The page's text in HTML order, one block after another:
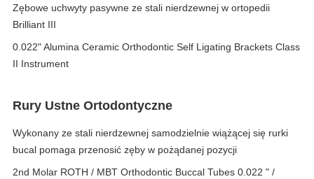
Zębowe uchwyty pasywne ze stali nierdzewnej w ortopedii
Brilliant III
0.022" Alumina Ceramic Orthodontic Self Ligating Brackets Class
II Instrument
Rury Ustne Ortodontyczne
Wykonany ze stali nierdzewnej samodzielnie wiążącej się rurki
bucal pomaga przenosić zęby w pożądanej pozycji
2nd Molar ROTH / MBT Orthodontic Buccal Tubes 0.022 " /